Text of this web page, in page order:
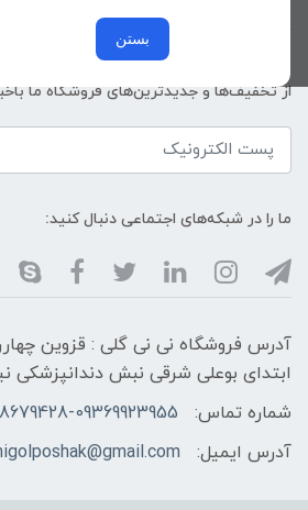
بستن
خرید عمده
از تخفیف‌ها و جدیدترین‌های فروشگاه ما
ما را در شبکه‌های اجتماعی دنبال کنید:
آدرس فروشگاه نی نی گلی : قزوین
ابتدای بوعلی شرقی نبش دندانپزشکی
شماره تماس:
09369923955
آدرس ایمیل: